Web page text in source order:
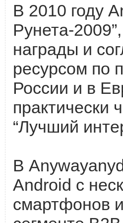
В 2010 году
Рунета-
награды и
ресурсом по
России и в
практически
“Лучший
В
Android с
смартфонов